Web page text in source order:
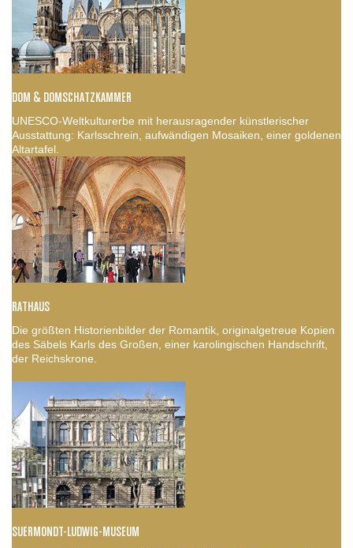
DOM & DOMSCHATZKAMMER
UNESCO-Weltkulturerbe mit herausragender künstlerischer
Ausstattung: Karlsschrein, aufwändigen Mosaiken, einer goldenen
Altartafel.
RATHAUS
Die größten Historienbilder der Romantik, originalgetreue Kopien
des Säbels Karls des Großen, einer karolingischen Handschrift,
der Reichskrone.
SUERMONDT-LUDWIG-MUSEUM